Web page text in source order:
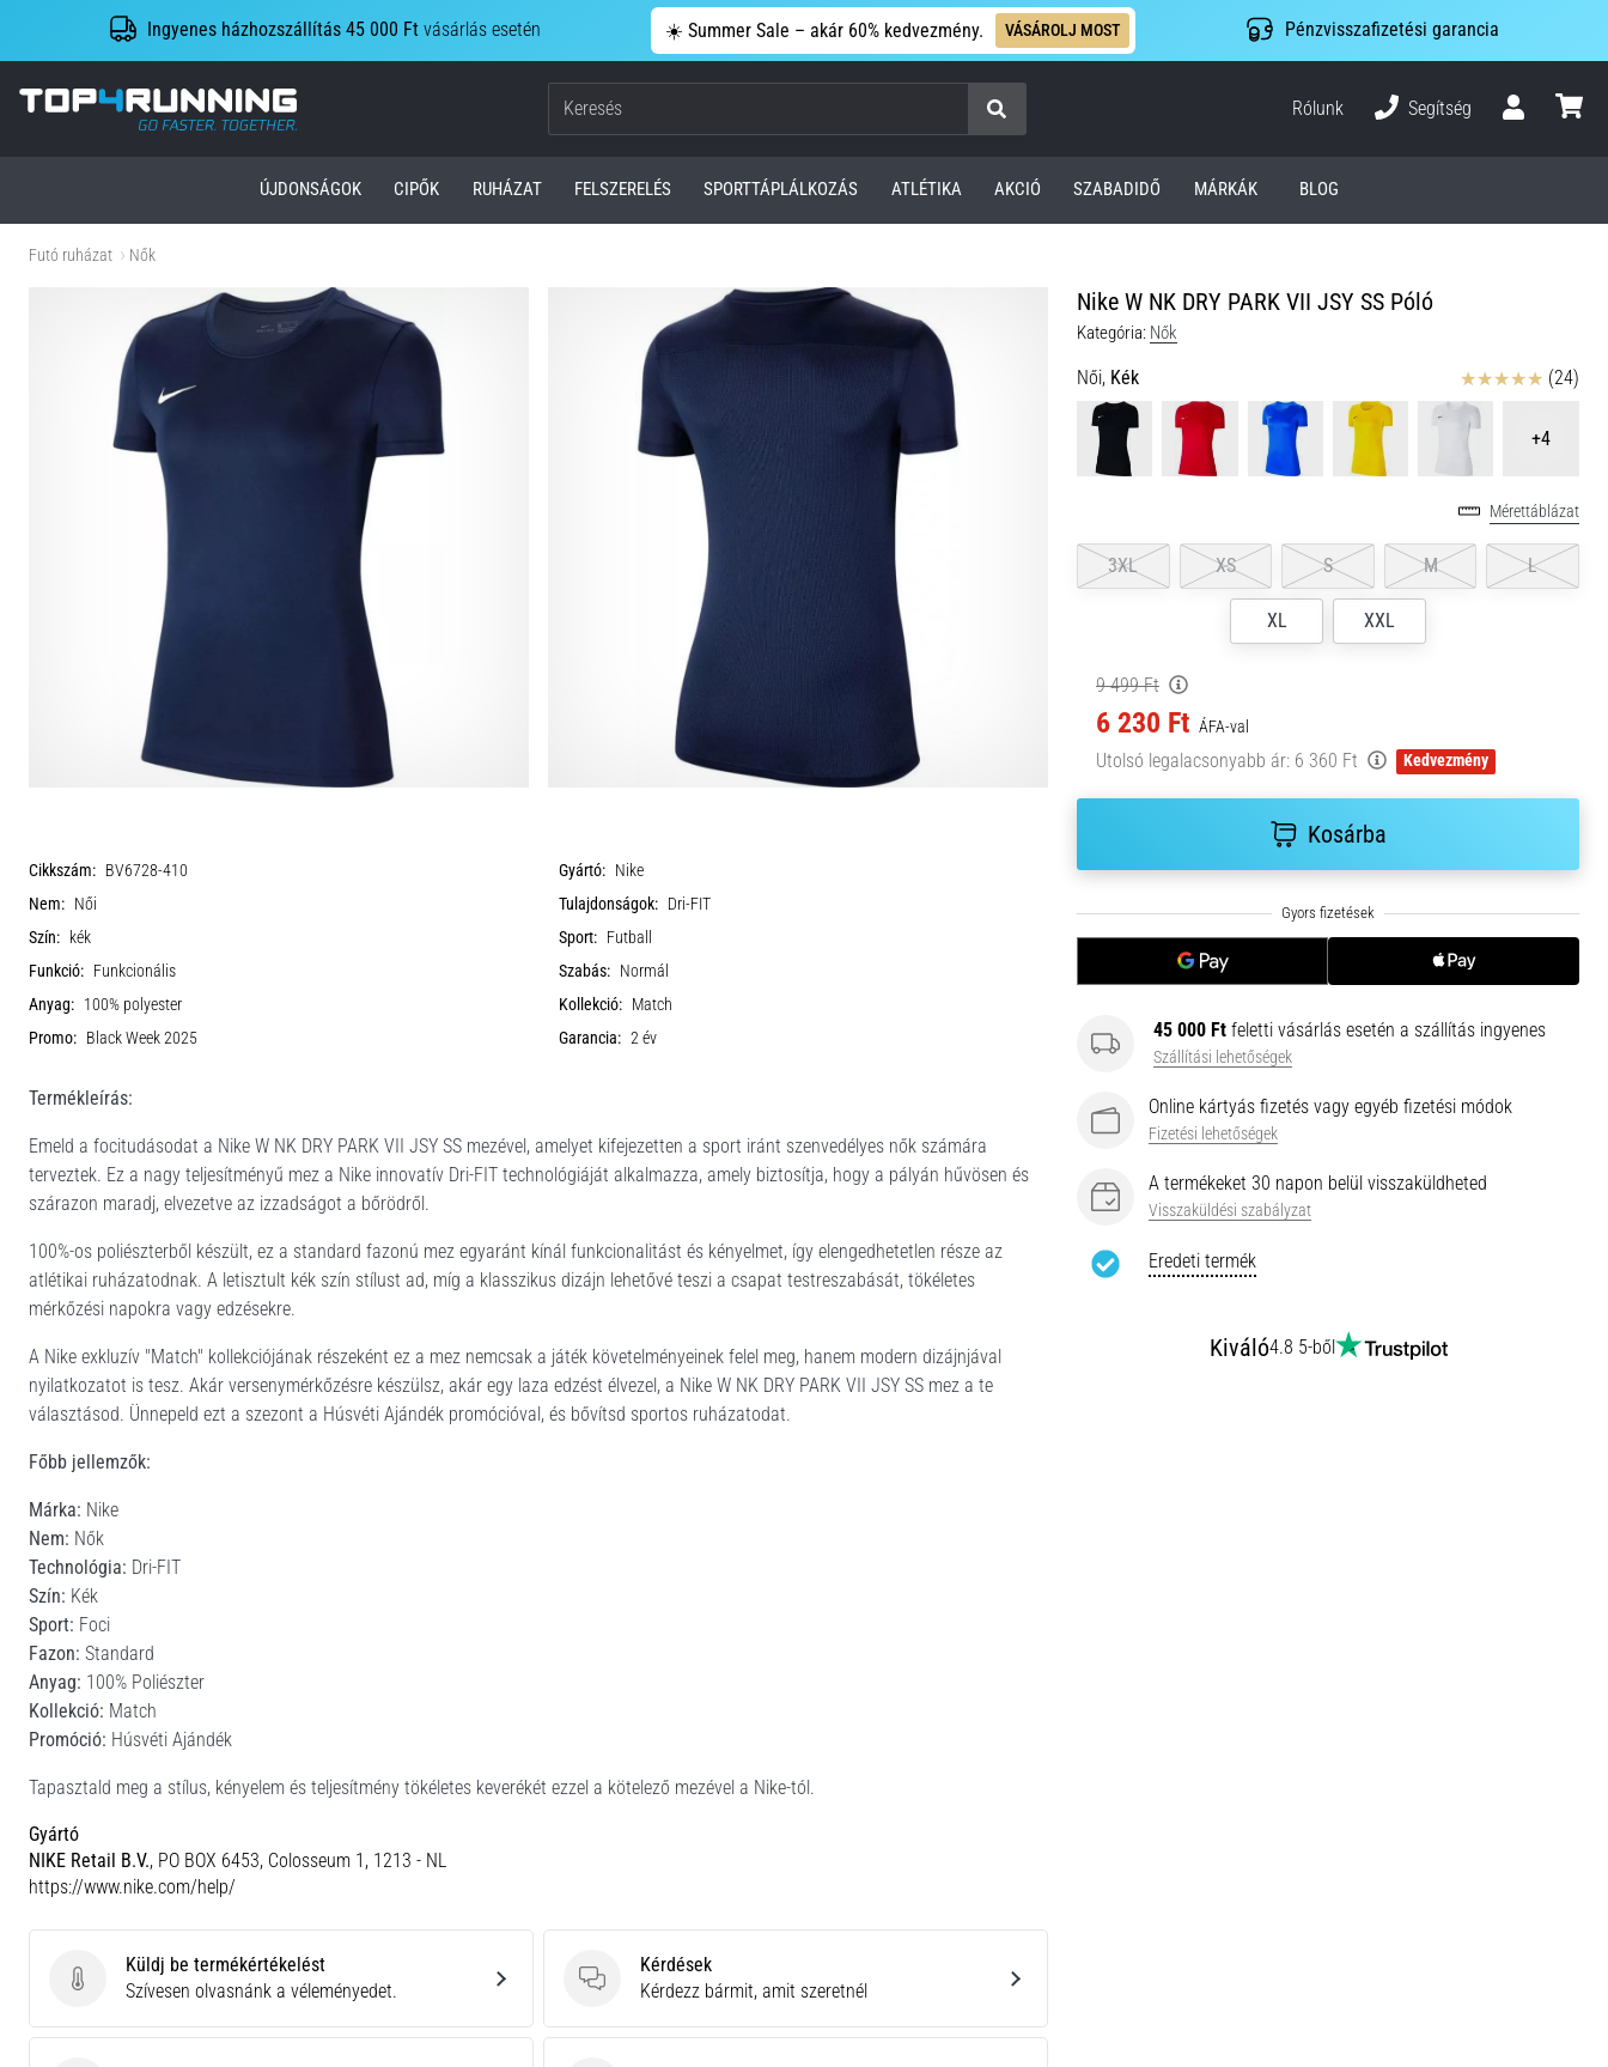
Ingyenes házhozszállítás 45 000 Ft vásárlás esetén ☀️ Summer Sale – akár 60% kedvezmény. VÁSÁROLJ MOST Pénzvisszafizetési garancia
Top4Running.hu
Keresés
Rólunk
Segítség
ÚJDONSÁGOK CIPŐK RUHÁZAT FELSZERELÉS SPORTTÁPLÁLKOZÁS ATLÉTIKA AKCIÓ SZABADIDŐ MÁRKÁK BLOG
Futó ruházat Nők
Nike W NK DRY PARK VII JSY SS Póló
Kategória: Nők
Női, Kék Értékelés (24)
+4
Mérettáblázat
3XL XS S M L
XL XXL
9 499 Ft
6 230 Ft ÁFA-val
Utolsó legalacsonyabb ár: 6 360 Ft Kedvezmény
Kosárba
45 000 Ft feletti vásárlás esetén a szállítás ingyenes
Szállítási lehetőségek
Online kártyás fizetés vagy egyéb fizetési módok
Fizetési lehetőségek
A termékeket 30 napon belül visszaküldheted
Visszaküldési szabályzat
Eredeti termék
Kiváló4.8 5-ből
Cikkszám: BV6728-410 Gyártó: Nike
Nem: Női Tulajdonságok: Dri-FIT
Szín: kék Sport: Futball
Funkció: Funkcionális Szabás: Normál
Anyag: 100% polyester Kollekció: Match
Promo: Black Week 2025 Garancia: 2 év
Termékleírás:
Emeld a focitudásodat a Nike W NK DRY PARK VII JSY SS mezével, amelyet kifejezetten a sport iránt szenvedélyes nők számára
terveztek. Ez a nagy teljesítményű mez a Nike innovatív Dri-FIT technológiáját alkalmazza, amely biztosítja, hogy a pályán hűvösen és
szárazon maradj, elvezetve az izzadságot a bőrödről.
100%-os poliészterből készült, ez a standard fazonú mez egyaránt kínál funkcionalitást és kényelmet, így elengedhetetlen része az
atlétikai ruházatodnak. A letisztult kék szín stílust ad, míg a klasszikus dizájn lehetővé teszi a csapat testreszabását, tökéletes
mérkőzési napokra vagy edzésekre.
A Nike exkluzív "Match" kollekciójának részeként ez a mez nemcsak a játék követelményeinek felel meg, hanem modern dizájnjával
nyilatkozatot is tesz. Akár versenymérkőzésre készülsz, akár egy laza edzést élvezel, a Nike W NK DRY PARK VII JSY SS mez a te
választásod. Ünnepeld ezt a szezont a Húsvéti Ajándék promócióval, és bővítsd sportos ruházatodat.
Főbb jellemzők:
Márka: Nike
Nem: Nők
Technológia: Dri-FIT
Szín: Kék
Sport: Foci
Fazon: Standard
Anyag: 100% Poliészter
Kollekció: Match
Promóció: Húsvéti Ajándék
Tapasztald meg a stílus, kényelem és teljesítmény tökéletes keverékét ezzel a kötelező mezével a Nike-tól.
Gyártó
NIKE Retail B.V., PO BOX 6453, Colosseum 1, 1213 - NL
https://www.nike.com/help/
Küldj be termékértékelést
Küldj be termékértékelést
Szívesen olvasnánk a véleményedet.
Kérdések
Kérdések
Kérdezz bármit, amit szeretnél